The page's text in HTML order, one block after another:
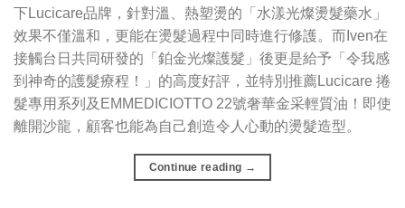
下Lucicare品牌，針對溫、熱塑燙的「水漾光燦燙髮藥水」
效果不僅溫和，更能在燙髮過程中同時進行修護。而Iven在
接觸台日共同研發的「鉑金光燦護髮」後更是給予「令我感
到神奇的護髮療程！」的高度好評，並特別推薦Lucicare 捲
髮專用系列及EMMEDICIOTTO 22號奢華金采輕質油！即使
離開沙龍，顧客也能為自己創造令人心動的燙髮造型。
Continue reading →